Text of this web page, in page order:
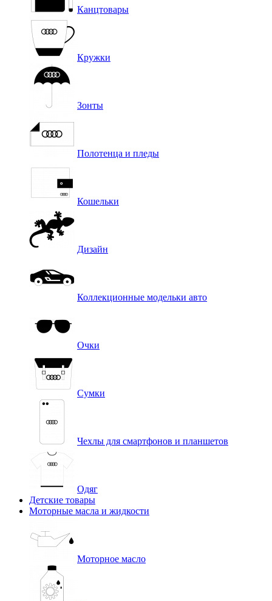
Канцтовары
Кружки
Зонты
Полотенца и пледы
Кошельки
Дизайн
Коллекционные модельки авто
Очки
Сумки
Чехлы для смартфонов и планшетов
Одяг
Детские товары
Моторные масла и жидкости
Моторное масло